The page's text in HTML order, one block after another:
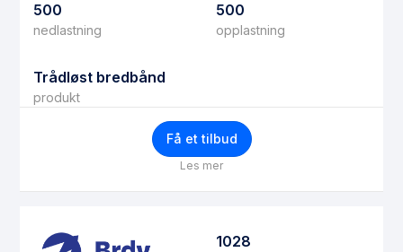
500
nedlastning
500
opplastning
Trådløst bredbånd
produkt
Få et tilbud
Les mer
1028